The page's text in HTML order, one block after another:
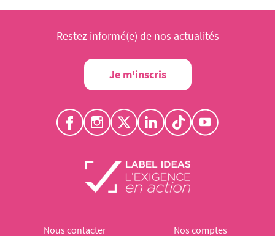
Restez informé(e) de nos actualités
Je m'inscris
Nous contacter Nos comptes